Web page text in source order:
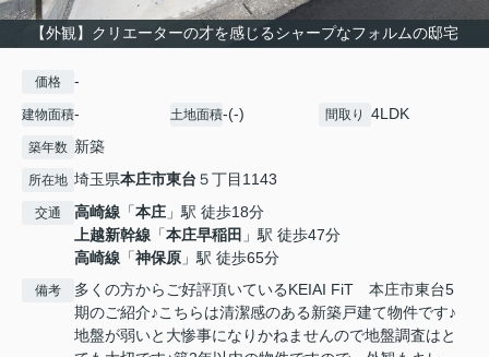
【外観】クリエーターの才を感じるシャープなフォルムの邸宅
価格 -
建物面積- 土地面積-(-) 間取り 4LDK
築年数 新築
所在地 埼玉県本庄市東台 ５丁目1143
交通 高崎線 「本庄 」駅 徒歩18分
上越新幹線 「本庄早稲田 」駅 徒歩47分
高崎線 「神保原 」駅 徒歩65分
備考
多くの方からご好評頂いているKEIAI FiT 本庄市東台5
期のご紹介♪こちらは清潔感のある新築戸建て物件です♪
地盤が弱いと大惨事になりかねませんので地盤調査はと